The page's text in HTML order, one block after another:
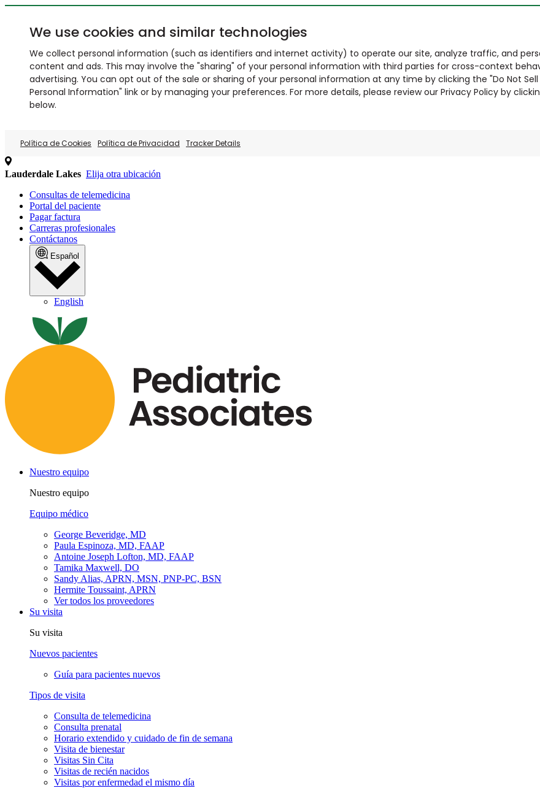
We use cookies and similar technologies
We collect personal information (such as identifiers and internet activity) to operate our site, analyze traffic, and
content and ads. This may involve the "sharing" of your personal information with third parties for cross-context
advertising. You can opt out of the sale or sharing of your personal information at any time by clicking the "Do Not Sell
Personal Information" link or by managing your preferences. For more details, please review our Privacy Policy by
below.
Política de Cookies Política de Privacidad Tracker Details
Lauderdale Lakes Elija otra ubicación
Consultas de telemedicina
Portal del paciente
Pagar factura
Carreras profesionales
Contáctanos
Español
English
Nuestro equipo
Nuestro equipo
Equipo médico
George Beveridge, MD
Paula Espinoza, MD, FAAP
Antoine Joseph Lofton, MD, FAAP
Tamika Maxwell, DO
Sandy Alias, APRN, MSN, PNP-PC, BSN
Hermite Toussaint, APRN
Ver todos los proveedores
Su visita
Su visita
Nuevos pacientes
Guía para pacientes nuevos
Tipos de visita
Consulta de telemedicina
Consulta prenatal
Horario extendido y cuidado de fin de semana
Visita de bienestar
Visitas Sin Cita
Visitas de recién nacidos
Visitas por enfermedad el mismo día